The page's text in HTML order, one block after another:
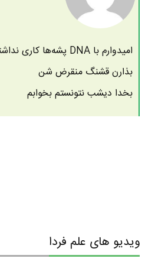
امیدوارم با DNA پشه‌ها کاری نداشته باشن
بذارن قشنگ منقرض شن
بخدا دیشب نتونستم بخوابم
ویدیو های علم فردا